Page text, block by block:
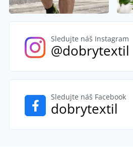
Sledujte náš Instagram
@dobrytextil
Sledujte náš Facebook
dobrytextil